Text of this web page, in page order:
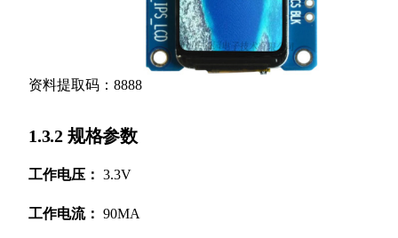
资料提取码：8888
1.3.2 规格参数
工作电压： 3.3V
工作电流： 90MA